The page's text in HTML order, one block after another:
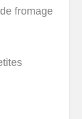
fromage